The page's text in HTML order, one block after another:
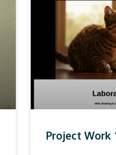
Project Work